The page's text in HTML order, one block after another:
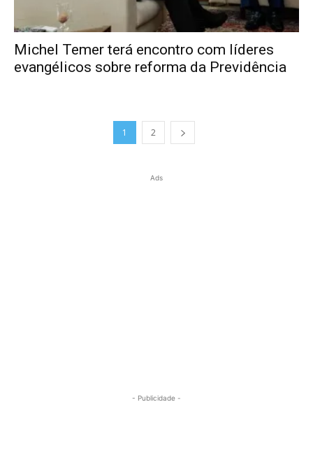
Michel Temer terá encontro com líderes
evangélicos sobre reforma da Previdência
1 2
Ads
- Publicidade -